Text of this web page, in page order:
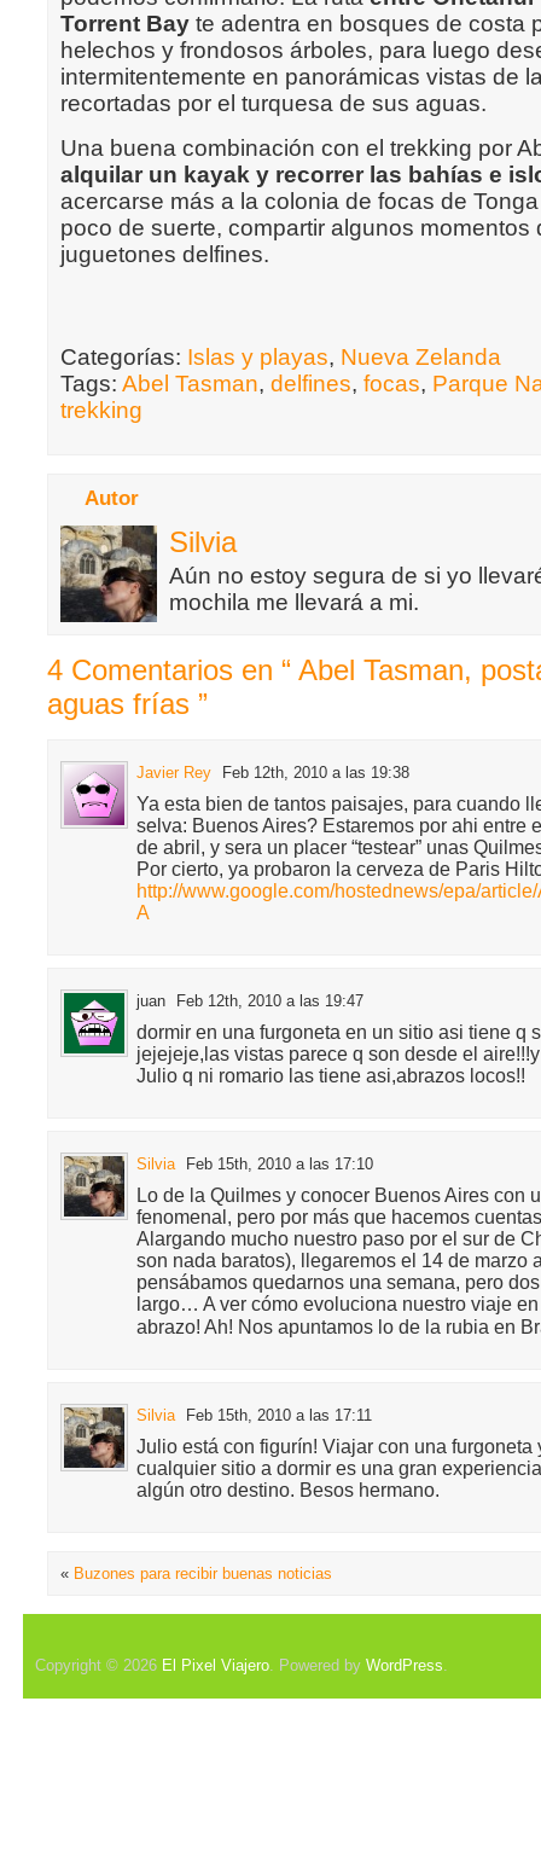
Torrent Bay te adentra en bosques de costa
helechos y frondosos árboles, para luego
intermitentemente en panorámicas vistas de
recortadas por el turquesa de sus aguas.
Una buena combinación con el trekking por
alquilar un kayak y recorrer las bahías e
acercarse más a la colonia de focas de
poco de suerte, compartir algunos momentos
juguetones delfines.
Categorías: Islas y playas, Nueva Zelanda
Tags: Abel Tasman, delfines, focas, Parque
trekking
Autor
Silvia
Aún no estoy segura de si yo
mochila me llevará a mi.
4 Comentarios en “ Abel Tasman,
aguas frías ”
Javier Rey Feb 12th, 2010 a las 19:38
Ya esta bien de tantos paisajes, para cuando
selva: Buenos Aires? Estaremos por ahi entre
de abril, y sera un placer “testear” unas
Por cierto, ya probaron la cerveza de Paris
http://www.google.com/hostednews/epa/
A
juan Feb 12th, 2010 a las 19:47
dormir en una furgoneta en un sitio asi tiene q
jejejeje,las vistas parece q son desde el
Julio q ni romario las tiene asi,abrazos locos!!
Silvia Feb 15th, 2010 a las 17:10
Lo de la Quilmes y conocer Buenos Aires con
fenomenal, pero por más que hacemos
Alargando mucho nuestro paso por el sur de
son nada baratos), llegaremos el 14 de marzo
pensábamos quedarnos una semana, pero
largo… A ver cómo evoluciona nuestro viaje
abrazo! Ah! Nos apuntamos lo de la rubia en
Silvia Feb 15th, 2010 a las 17:11
Julio está con figurín! Viajar con una furgoneta
cualquier sitio a dormir es una gran
algún otro destino. Besos hermano.
« Buzones para recibir buenas noticias
Copyright © 2026 El Pixel Viajero. Powered by WordPress.